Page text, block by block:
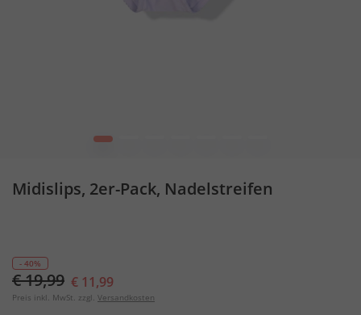
1
Midislips, 2er-Pack, Nadelstreifen
- 40%
€ 19,99 € 11,99
Preis inkl. MwSt. zzgl. Versandkosten